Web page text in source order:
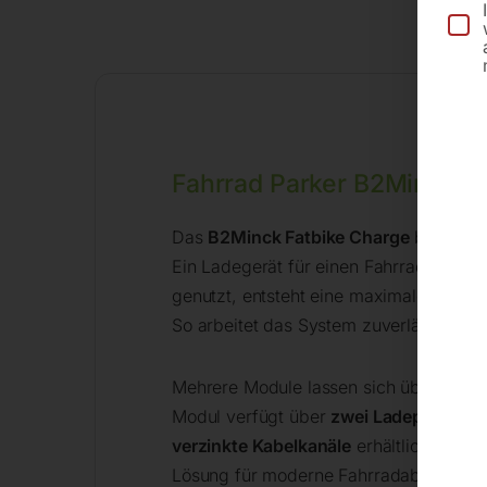
Fahrrad Parker B2Minck
Das B2Minck Fatbike Chargebietet
Ein Ladegerät für einen Fahrradakku
genutzt, entsteht eine maximale
So arbeitet das System zuverlässig
Mehrere Module lassen sich über
Modul verfügt über zwei Ladepunkte
verzinkte Kabelkanäle erhältlich. Das
Lösung für moderne